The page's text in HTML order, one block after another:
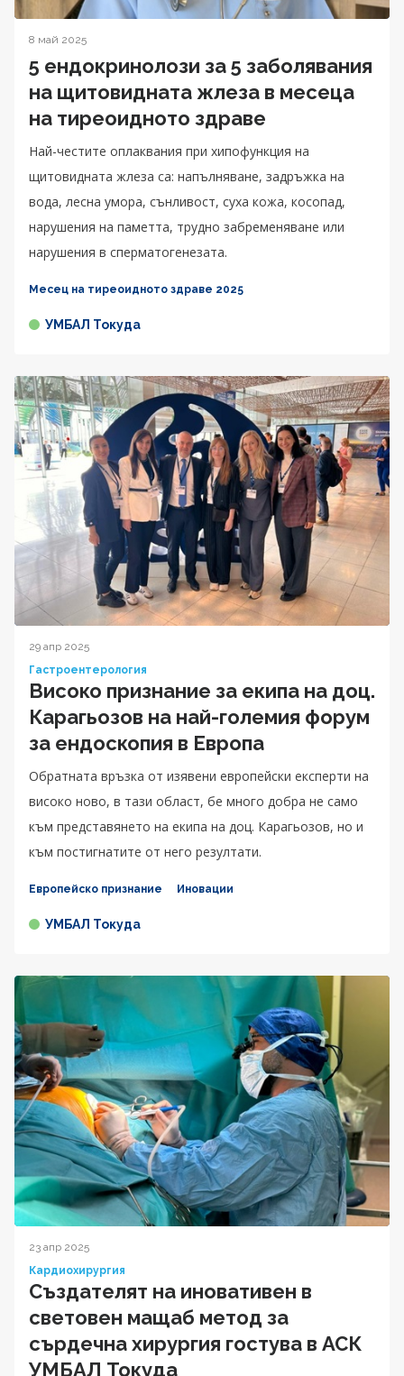
8 май 2025
5 ендокринолози за 5 заболявания
на щитовидната жлеза в месеца
на тиреоидното здраве
Най-честите оплаквания при хипофункция на
щитовидната жлеза са: напълняване, задръжка на
вода, лесна умора, сънливост, суха кожа, косопад,
нарушения на паметта, трудно забременяване или
нарушения в сперматогенезата.
Месец на тиреоидното здраве 2025
УМБАЛ Токуда
29 апр 2025
Гастроентерология
Високо признание за екипа на доц.
Карагьозов на най-големия форум
за ендоскопия в Европа
Обратната връзка от изявени европейски експерти на
високо ново, в тази област, бе много добра не само
към представянето на екипа на доц. Карагьозов, но и
към постигнатите от него резултати.
Европейско признание Иновации
УМБАЛ Токуда
23 апр 2025
Кардиохирургия
Създателят на иновативен в
световен мащаб метод за
сърдечна хирургия гостува в АСК
УМБАЛ Токуда